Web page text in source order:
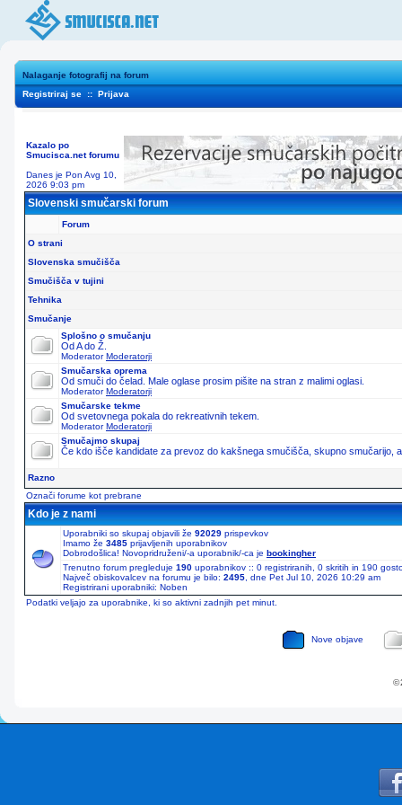
Nalaganje fotografij na forum
Registriraj se :: Prijava
Kazalo po
Smucisca.net forumu
Danes je Pon Avg 10,
2026 9:03 pm
Slovenski smučarski forum
Forum
O strani
Slovenska smučišča
Smučišča v tujini
Tehnika
Smučanje
Splošno o smučanju
Od A do Ž.
ModeratorModeratorji
Smučarska oprema
Od smuči do čelad. Male oglase prosim pišite na stran z malimi oglasi.
ModeratorModeratorji
Smučarske tekme
Od svetovnega pokala do rekreativnih tekem.
ModeratorModeratorji
Smučajmo skupaj
Če kdo išče kandidate za prevoz do kakšnega smučišča, skupno smučarijo,
Razno
Označi forume kot prebrane
Kdo je z nami
Uporabniki so skupaj objavili že 92029 prispevkov
Imamo že 3485 prijavljenih uporabnikov
Dobrodošlica! Novopridruženi/-a uporabnik/-ca je bookingher
Trenutno forum pregleduje 190 uporabnikov :: 0 registriranih, 0 skritih in 190
Največ obiskovalcev na forumu je bilo: 2495 , dne Pet Jul 10, 2026 10:29 am
Registrirani uporabniki: Noben
Podatki veljajo za uporabnike, ki so aktivni zadnjih pet minut.
Nove objave
©